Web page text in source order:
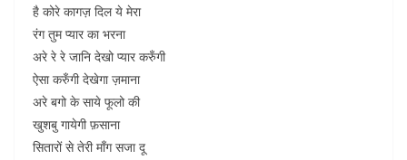
है कोरे कागज़ दिल ये मेरा
रंग तुम प्यार का भरना
अरे रे रे जानि देखो प्यार करुँगी
ऐसा करुँगी देखेगा ज़माना
अरे बगो के साये फूलो की
खुशबु गायेगी फ़साना
सितारों से तेरी माँग सजा दू